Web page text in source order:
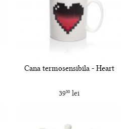
Cana termosensibila - Heart
3900lei